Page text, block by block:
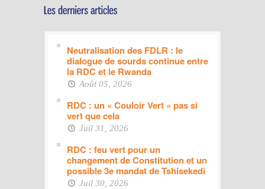
Neutralisation des FDLR : le
dialogue de sourds continue entre
la RDC et le Rwanda
Août 05, 2026
RDC : un « Couloir Vert » pas si
vert que cela
Juil 31, 2026
RDC : feu vert pour un
changement de Constitution et un
possible 3e mandat de Tshisekedi
Juil 30, 2026